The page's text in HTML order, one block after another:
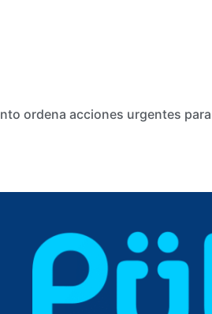
ordena acciones urgentes